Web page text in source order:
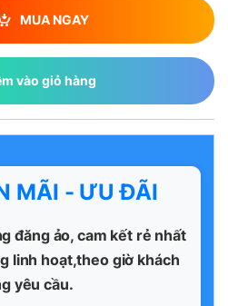
MUA NGAY
vào giỏ hàng
MÃI - ƯU ĐÃI
đăng ảo, cam kết rẻ nhất
linh hoạt,theo giờ khách
yêu cầu.